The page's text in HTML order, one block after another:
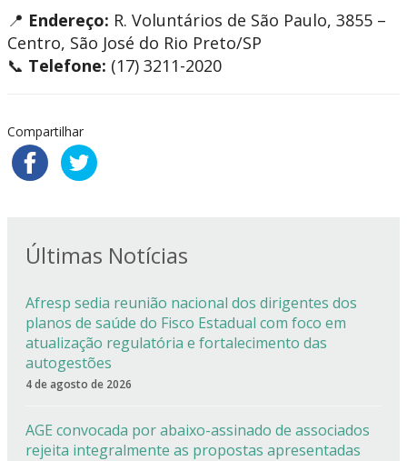
📍 Endereço: R. Voluntários de São Paulo, 3855 –
Centro, São José do Rio Preto/SP
📞 Telefone: (17) 3211-2020
Compartilhar
Últimas Notícias
Afresp sedia reunião nacional dos dirigentes dos
planos de saúde do Fisco Estadual com foco em
atualização regulatória e fortalecimento das
autogestões
4 de agosto de 2026
AGE convocada por abaixo-assinado de associados
rejeita integralmente as propostas apresentadas